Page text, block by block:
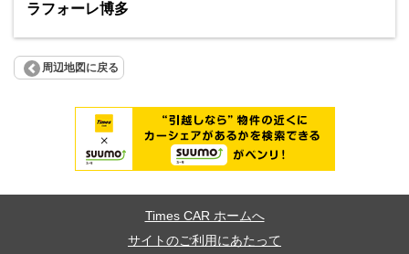
ラフォーレ博多
周辺地図に戻る
Times CAR ホームへ
サイトのご利用にあたって